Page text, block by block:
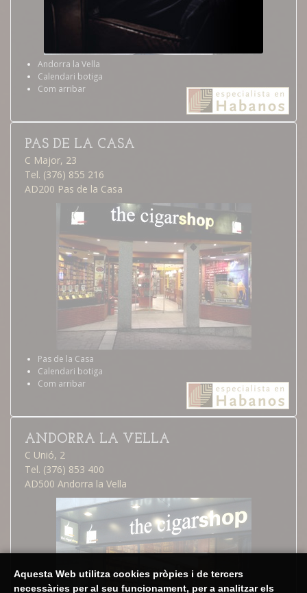
Andorra la Vella
Calendari botiga
Com arribar
PAS DE LA CASA
C Major, 23
Tel. (376) 855 216
AD200 Pas de la Casa
Pas de la Casa
Calendari botiga
Com arribar
ANDORRA LA VELLA
C Unió, 2
Tel. (376) 853 400
AD500 Andorra la Vella
Aquesta Web utilitza cookies pròpies i de tercers
necessàries per al seu funcionament, per a analitzar els